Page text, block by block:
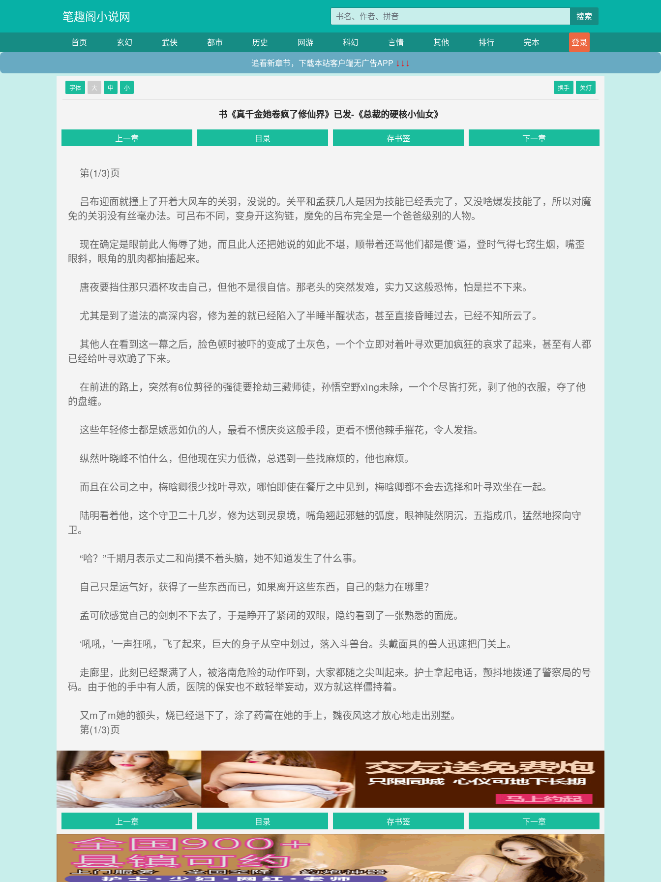
笔趣阁小说网 搜索
首页 玄幻 武侠 都市 历史 网游 科幻 言情 其他 排行 完本
登录
追看新章节，下载本站客户端无广告APP ↓↓↓
字体 大 中 小 换手 关灯
书《真千金她卷疯了修仙界》已发-《总裁的硬核小仙女》
上一章 目录 存书签 下一章
第(1/3)页
吕布迎面就撞上了开着大风车的关羽，没说的。关平和孟获几人是因为技能已经丢完了，又没啥爆发技能了，所以对魔
免的关羽没有丝毫办法。可吕布不同，变身开这狗链，魔免的吕布完全是一个爸爸级别的人物。
现在确定是眼前此人侮辱了她，而且此人还把她说的如此不堪，顺带着还骂他们都是傻`逼，登时气得七窍生烟，嘴歪
眼斜，眼角的肌肉都抽搐起来。
唐夜要挡住那只酒杯攻击自己，但他不是很自信。那老头的突然发难，实力又这般恐怖，怕是拦不下来。
尤其是到了道法的高深内容，修为差的就已经陷入了半睡半醒状态，甚至直接昏睡过去，已经不知所云了。
其他人在看到这一幕之后，脸色顿时被吓的变成了土灰色，一个个立即对着叶寻欢更加疯狂的哀求了起来，甚至有人都
已经给叶寻欢跪了下来。
在前进的路上，突然有6位剪径的强徒要抢劫三藏师徒，孙悟空野xìng未除，一个个尽皆打死，剥了他的衣服，夺了他
的盘缠。
这些年轻修士都是嫉恶如仇的人，最看不惯庆炎这般手段，更看不惯他辣手摧花，令人发指。
纵然叶晓峰不怕什么，但他现在实力低微，总遇到一些找麻烦的，他也麻烦。
而且在公司之中，梅晗卿很少找叶寻欢，哪怕即使在餐厅之中见到，梅晗卿都不会去选择和叶寻欢坐在一起。
陆明看着他，这个守卫二十几岁，修为达到灵泉境，嘴角翘起邪魅的弧度，眼神陡然阴沉，五指成爪，猛然地探向守
卫。
“哈？”千期月表示丈二和尚摸不着头脑，她不知道发生了什么事。
自己只是运气好，获得了一些东西而已，如果离开这些东西，自己的魅力在哪里？
孟可欣感觉自己的剑刺不下去了，于是睁开了紧闭的双眼，隐约看到了一张熟悉的面庞。
‘吼吼，’一声狂吼，飞了起来，巨大的身子从空中划过，落入斗兽台。头戴面具的兽人迅速把门关上。
走廊里，此刻已经聚满了人，被洛南危险的动作吓到，大家都随之尖叫起来。护士拿起电话，颤抖地拨通了警察局的号
码。由于他的手中有人质，医院的保安也不敢轻举妄动，双方就这样僵持着。
又m了m她的额头，烧已经退下了，涂了药膏在她的手上，魏夜风这才放心地走出别墅。
第(1/3)页
上一章 目录 存书签 下一章